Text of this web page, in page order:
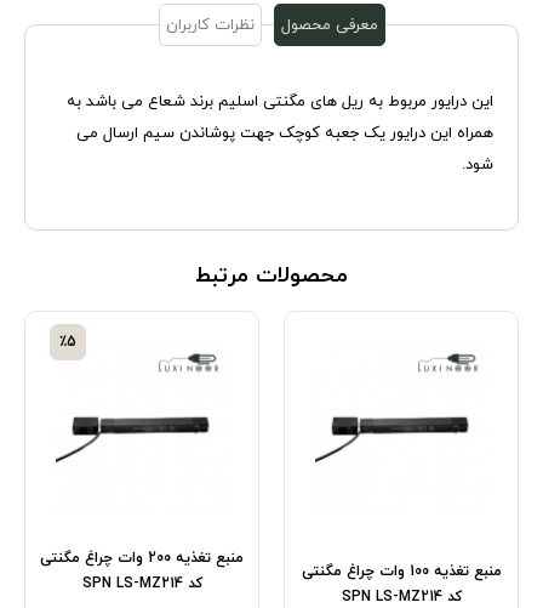
معرفی محصول نظرات کاربران
این درایور مربوط به ریل های مگنتی اسلیم برند شعاع می باشد به
همراه این درایور یک جعبه کوچک جهت پوشاندن سیم ارسال می
شود.
محصولات مرتبط
منبع تغذیه 100 وات چراغ مگنتی
کد SPN LS-MZ214
منبع تغذیه 200 وات چراغ مگنتی
کد SPN LS-MZ214
٪5